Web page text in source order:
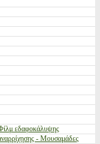
εδαφοκάλυψης
- Μουσαμάδες